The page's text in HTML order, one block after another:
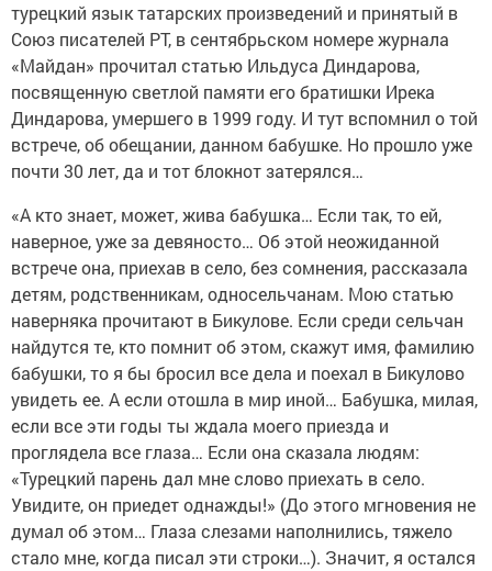
турецкий язык татарских произведений и принятый в
Союз писателей РТ, в сентябрьском номере журнала
«Майдан» прочитал статью Ильдуса Диндарова,
посвященную светлой памяти его братишки Ирека
Диндарова, умершего в 1999 году. И тут вспомнил о той
встрече, об обещании, данном бабушке. Но прошло уже
почти 30 лет, да и тот блокнот затерялся…
«А кто знает, может, жива бабушка… Если так, то ей,
наверное, уже за девяносто… Об этой неожиданной
встрече она, приехав в село, без сомнения, рассказала
детям, родственникам, односельчанам. Мою статью
наверняка прочитают в Бикулове. Если среди сельчан
найдутся те, кто помнит об этом, скажут имя, фамилию
бабушки, то я бы бросил все дела и поехал в Бикулово
увидеть ее. А если отошла в мир иной… Бабушка, милая,
если все эти годы ты ждала моего приезда и
проглядела все глаза… Если она сказала людям:
«Турецкий парень дал мне слово приехать в село.
Увидите, он приедет однажды!» (До этого мгновения не
думал об этом… Глаза слезами наполнились, тяжело
стало мне, когда писал эти строки…). Значит, я остался